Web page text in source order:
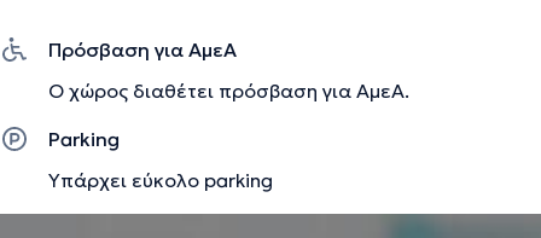
Πρόσβαση για ΑμεΑ
Ο χώρος διαθέτει πρόσβαση για ΑμεΑ.
Parking
Υπάρχει εύκολο parking